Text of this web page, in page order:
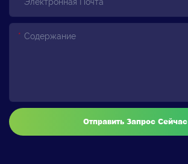
Содержание
Отправить Запрос Сейчас